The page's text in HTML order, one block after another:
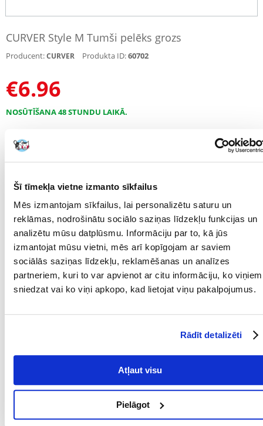
Šī tīmekļa vietne izmanto sīkfailus
Mēs izmantojam sīkfailus, lai personalizētu saturu un
reklāmas, nodrošinātu sociālo saziņas līdzekļu funkcijas un
analizētu mūsu datplūsmu. Informāciju par to, kā jūs
izmantojat mūsu vietni, mēs arī kopīgojam ar saviem
sociālās saziņas līdzekļu, reklamēšanas un analīzes
partneriem, kuri to var apvienot ar citu informāciju, ko viņiem
sniedzat vai ko viņi apkopo, kad lietojat viņu pakalpojumus.
Rādīt detalizēti
Atļaut visu
Pielāgot
CURVER Style M Tumši pelēks grozs
Producent:CURVER Produkta ID:60702
€6.96
NOSŪTĪŠANA 48 STUNDU LAIKĀ.
APRAKSTS RAKSTUROJUMS
FOTOGRĀFIJA
Izgatavots no augstas kvalitātes plastmasas ar rotangpalmas
struktūru.
Ļoti estētisks un praktisks grozs iederēsies jebkurā interjerā.
Liela ietilpība.
Parametri
PRODUCENT: CURVER
Kādi ir produktu vērtēšanas noteikumi?